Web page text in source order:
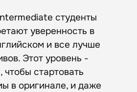
студенты
уверенность в
и все лучше
Этот уровень -
чтобы стартовать
в оригинале, и даже